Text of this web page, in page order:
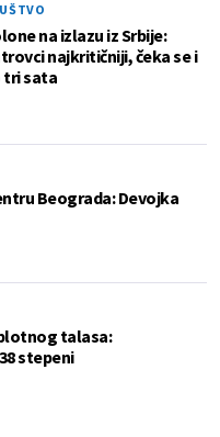
na izlazu iz Srbije:
najkritičniji, čeka se i
tri sata
Beograda: Devojka
talasa:
stepeni